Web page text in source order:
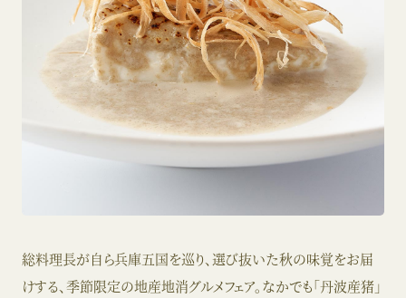
総料理長が自ら兵庫五国を巡り、選び抜いた秋の味覚をお届
けする、季節限定の地産地消グルメフェア。なかでも「丹波産猪」